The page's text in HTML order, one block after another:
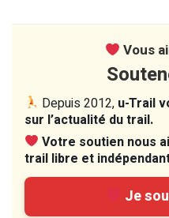
Vous
Depuis 2012, u-Trail
sur l’actualité du trail.
Votre soutien nous
trail libre et
Je